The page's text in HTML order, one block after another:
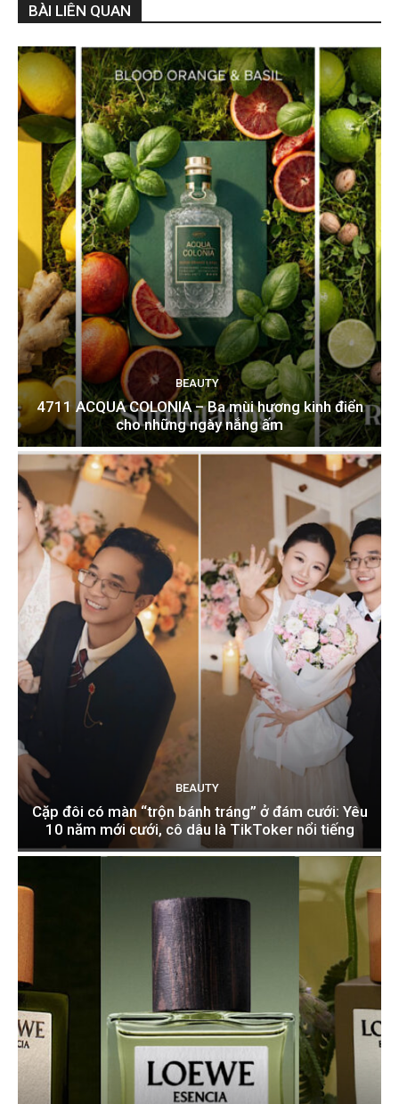
BÀI LIÊN QUAN
BEAUTY
4711 ACQUA COLONIA – Ba mùi hương kinh điển
cho những ngày nắng ấm
BEAUTY
Cặp đôi có màn “trộn bánh tráng” ở đám cưới: Yêu
10 năm mới cưới, cô dâu là TikToker nổi tiếng